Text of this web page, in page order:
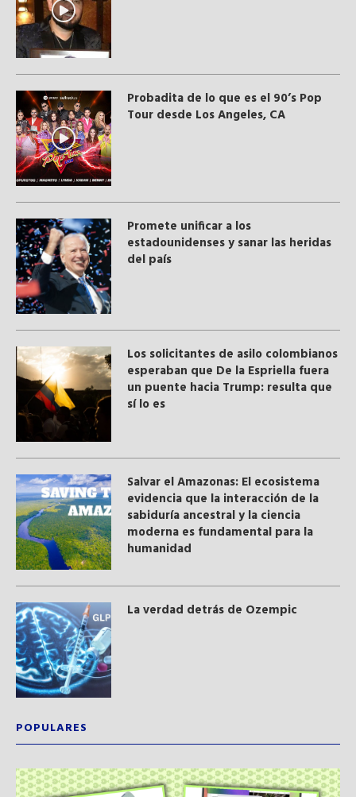
Probadita de lo que es el 90’s Pop
Tour desde Los Angeles, CA
Promete unificar a los
estadounidenses y sanar las heridas
del país
Los solicitantes de asilo colombianos
esperaban que De la Espriella fuera
un puente hacia Trump: resulta que
sí lo es
Salvar el Amazonas: El ecosistema
evidencia que la interacción de la
sabiduría ancestral y ​la ciencia
moderna​ es fundamental para la
humanidad
La verdad detrás de Ozempic
POPULARES